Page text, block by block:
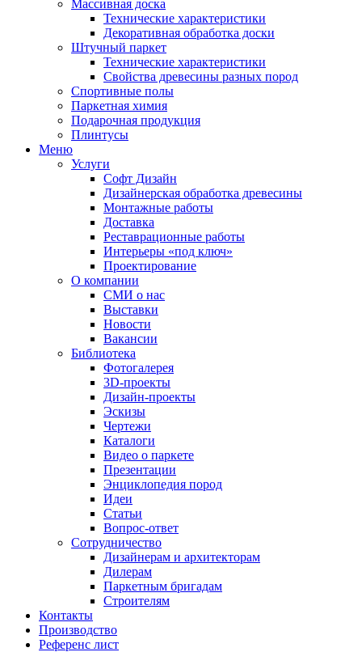
Массивная доска
Технические характеристики
Декоративная обработка доски
Штучный паркет
Технические характеристики
Свойства древесины разных пород
Спортивные полы
Паркетная химия
Подарочная продукция
Плинтусы
Меню
Услуги
Софт Дизайн
Дизайнерская обработка древесины
Монтажные работы
Доставка
Реставрационные работы
Интерьеры «под ключ»
Проектирование
О компании
СМИ о нас
Выставки
Новости
Вакансии
Библиотека
Фотогалерея
3D-проекты
Дизайн-проекты
Эскизы
Чертежи
Каталоги
Видео о паркете
Презентации
Энциклопедия пород
Идеи
Статьи
Вопрос-ответ
Сотрудничество
Дизайнерам и архитекторам
Дилерам
Паркетным бригадам
Строителям
Контакты
Производство
Референс лист